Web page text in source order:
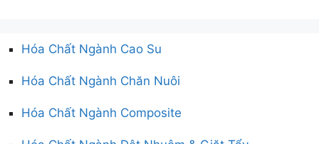
Hóa Chất Ngành Cao Su
Hóa Chất Ngành Chăn Nuôi
Hóa Chất Ngành Composite